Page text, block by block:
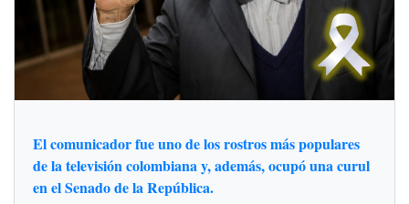
El comunicador fue uno de los rostros más populares
de la televisión colombiana y, además, ocupó una curul
en el Senado de la República.